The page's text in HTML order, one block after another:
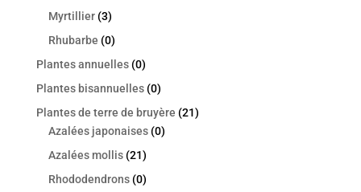
Myrtillier (3)
Rhubarbe (0)
Plantes annuelles (0)
Plantes bisannuelles (0)
Plantes de terre de bruyère (21)
Azalées japonaises (0)
Azalées mollis (21)
Rhododendrons (0)